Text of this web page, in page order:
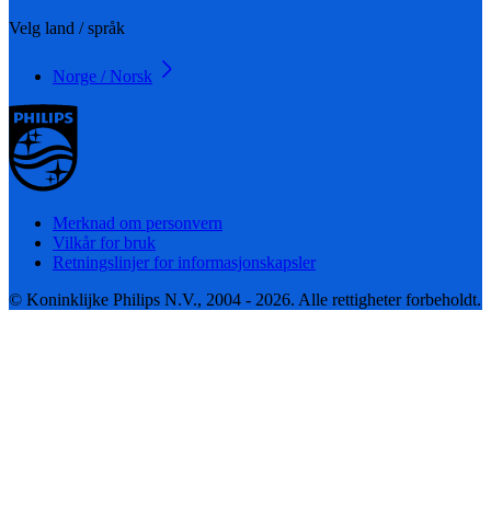
Velg land / språk
Norge / Norsk
Merknad om personvern
Vilkår for bruk
Retningslinjer for informasjonskapsler
© Koninklijke Philips N.V., 2004 - 2026. Alle rettigheter forbeholdt.